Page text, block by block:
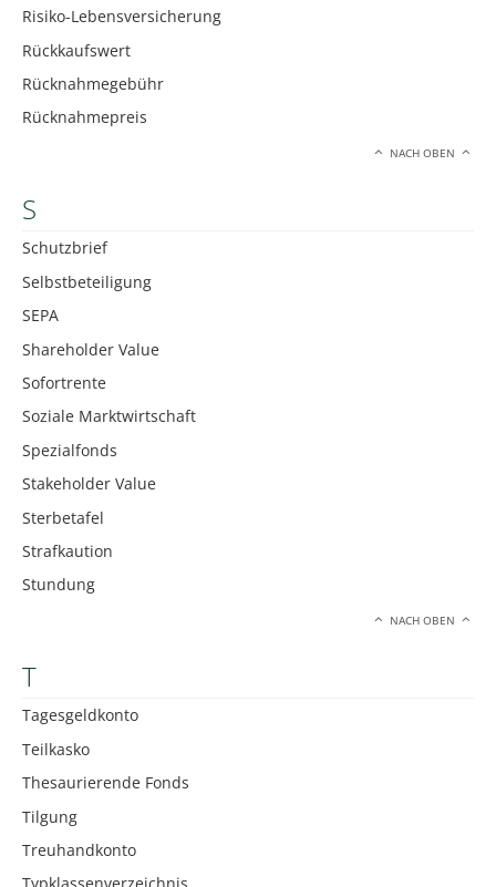
Risiko-Lebensversicherung
Rückkaufswert
Rücknahmegebühr
Rücknahmepreis
NACH OBEN
S
Schutzbrief
Selbstbeteiligung
SEPA
Shareholder Value
Sofortrente
Soziale Marktwirtschaft
Spezialfonds
Stakeholder Value
Sterbetafel
Strafkaution
Stundung
NACH OBEN
T
Tagesgeldkonto
Teilkasko
Thesaurierende Fonds
Tilgung
Treuhandkonto